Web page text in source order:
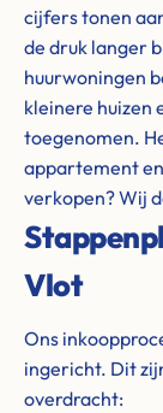
cijfers tonen
de druk langer
huurwoningen
kleinere huizen
toegenomen.
appartement
verkopen? Wij
Vlot
Ons
ingericht. Dit
overdracht: